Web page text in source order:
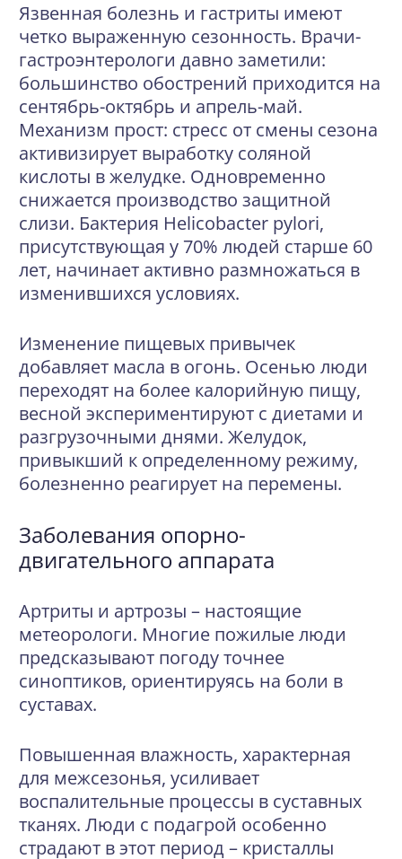
Язвенная болезнь и гастриты имеют
четко выраженную сезонность. Врачи-
гастроэнтерологи давно заметили:
большинство обострений приходится на
сентябрь-октябрь и апрель-май.
Механизм прост: стресс от смены сезона
активизирует выработку соляной
кислоты в желудке. Одновременно
снижается производство защитной
слизи. Бактерия Helicobacter pylori,
присутствующая у 70% людей старше 60
лет, начинает активно размножаться в
изменившихся условиях.
Изменение пищевых привычек
добавляет масла в огонь. Осенью люди
переходят на более калорийную пищу,
весной экспериментируют с диетами и
разгрузочными днями. Желудок,
привыкший к определенному режиму,
болезненно реагирует на перемены.
Заболевания опорно-
двигательного аппарата
Артриты и артрозы – настоящие
метеорологи. Многие пожилые люди
предсказывают погоду точнее
синоптиков, ориентируясь на боли в
суставах.
Повышенная влажность, характерная
для межсезонья, усиливает
воспалительные процессы в суставных
тканях. Люди с подагрой особенно
страдают в этот период – кристаллы